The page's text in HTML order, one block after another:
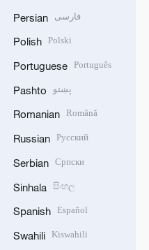
Persian فارسی
Polish Polski
Portuguese Português
Pashto پښتو
Romanian Română
Russian Русский
Serbian Српски
Sinhala සිංහල
Spanish Español
Swahili Kiswahili